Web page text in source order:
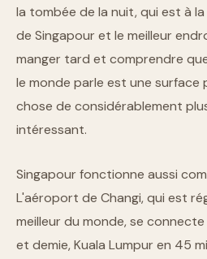
la tombée de la nuit, qui est à la
de Singapour et le meilleur
manger tard et comprendre
le monde parle est une surface
chose de considérablement
intéressant.
Singapour fonctionne aussi
L'aéroport de Changi, qui est
meilleur du monde, se connecte
et demie, Kuala Lumpur en 45